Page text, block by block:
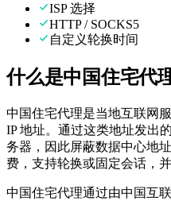
ISP 选择
HTTP / SOCKS5
自定义轮换时间
什么是中国住宅代
中国住宅代理是当地互联网
IP 地址。通过这类地址发出
务器，因此屏蔽数据中心地
费，支持轮换或固定会话，
中国住宅代理通过由中国互